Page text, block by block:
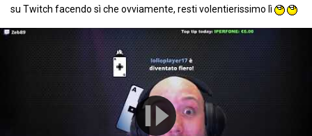
su Twitch facendo sì che ovviamente, resti volentierissimo lì